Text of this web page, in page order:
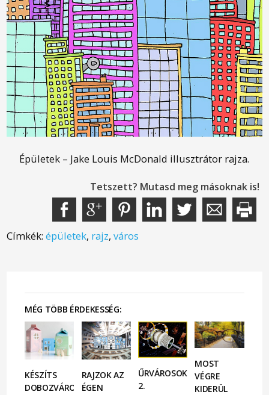
Épületek – Jake Louis McDonald illusztrátor rajza.
Tetszett? Mutasd meg másoknak is!
Címkék:épületek, rajz,város
MÉG TÖBB ÉRDEKESSÉG:
KÉSZÍTS
DOBOZVÁROST!
RAJZOK AZ
ÉGEN
ŰRVÁROSOK
2.
MOST
VÉGRE
KIDERÜL